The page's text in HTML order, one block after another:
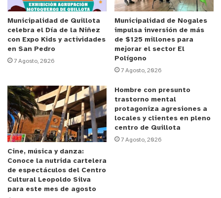
procesos y procedimientos de seguridad”, indicó.
Asimismo,Andrés Santibáñez de Jota Consultores,
agregó que “ha sido interesante, porque ellos
vienen con otro chip, y en temas de innovación
tecnológica están bien avanzados”.
Anuncio Patrocinado
Por su parte,Claudia Fredes, estudiante de la
carrera de Operaciones Mineras del CFT de la
PUCVde La Ligua señaló que “uno muchas veces
no conoce los elementos de protección personal.
Entonces conocerlos aquí nos permitirá que
cuando uno llegue a una empresa a hacer la
práctica o a trabajar, ya va a tener un poco de
conocimiento de lo que se da”.
Municipalidad de Quillota
celebra el Día de la Niñez
con Expo Kids y actividades
en San Pedro
7 Agosto, 2026
Municipalidad de Nogales
impulsa inversión de más
de $125 millones para
mejorar el sector El
Polígono
7 Agosto, 2026
Cine, música y danza:
Conoce la nutrida cartelera
de espectáculos del Centro
Cultural Leopoldo Silva
para este mes de agosto
Hombre con presunto
trastorno mental
protagoniza agresiones a
locales y clientes en pleno
centro de Quillota
7 Agosto, 2026